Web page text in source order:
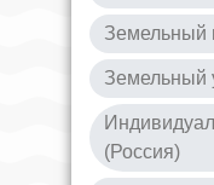
Земельный
Земельный
(Россия)